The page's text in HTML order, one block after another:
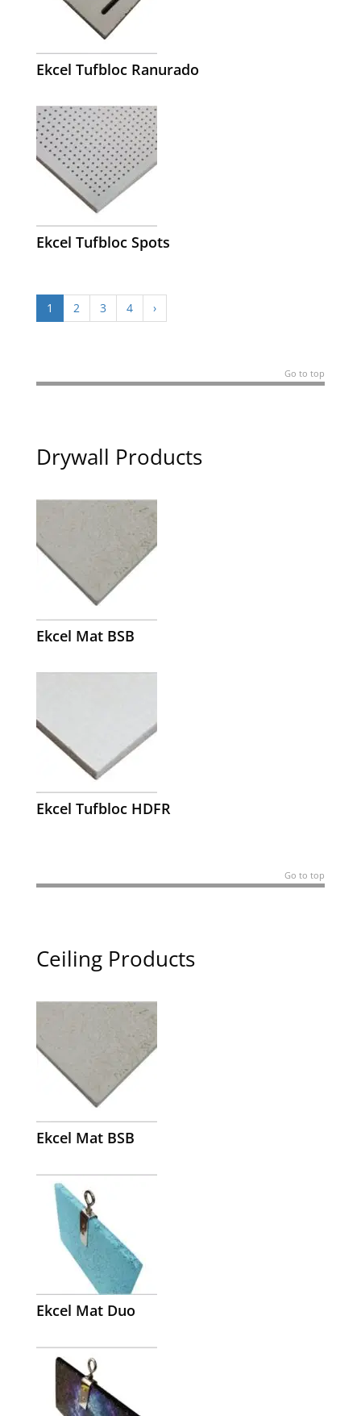
Ekcel Tufbloc Ranurado
Ekcel Tufbloc Spots
1 2 3 4 ›
Go to top
Drywall Products
Ekcel Mat BSB
Ekcel Tufbloc HDFR
Go to top
Ceiling Products
Ekcel Mat BSB
Ekcel Mat Duo